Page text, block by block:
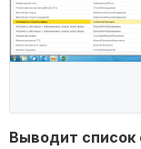
Выводит список